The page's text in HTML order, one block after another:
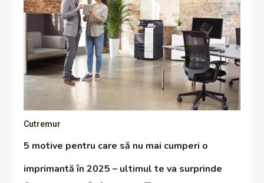
Cutremur
5 motive pentru care să nu mai cumperi o
imprimantă în 2025 – ultimul te va surprinde